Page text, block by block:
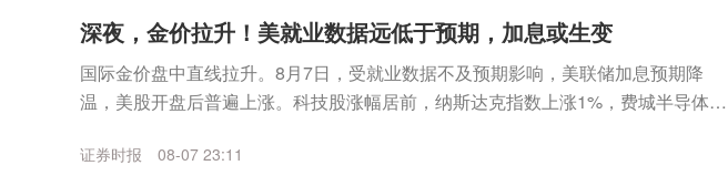
深夜，金价拉升！美就业数据远低于预期，加息或生变
国际金价盘中直线拉升。8月7日，受就业数据不及预期影响，美联储加息预期降
温，美股开盘后普遍上涨。科技股涨幅居前，纳斯达克指数上涨1%，费城半导体指
证券时报 08-07 23:11